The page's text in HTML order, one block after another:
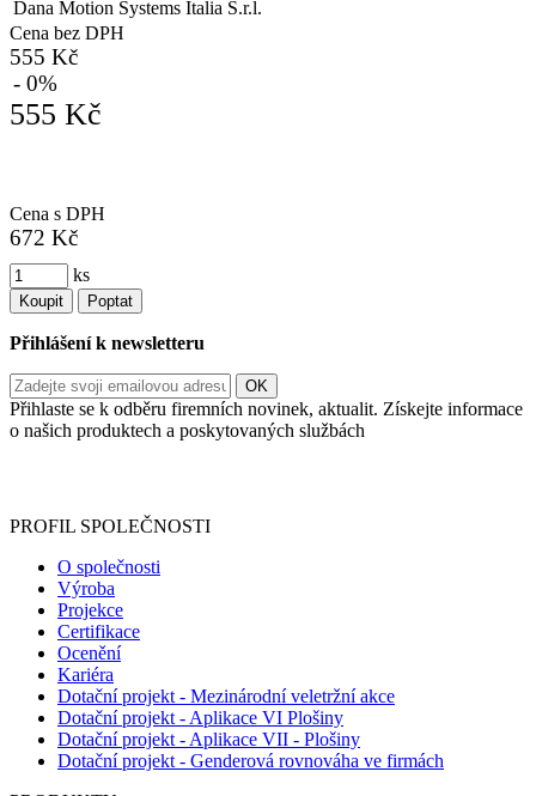
Dana Motion Systems Italia S.r.l.
Cena bez DPH
555 Kč
- 0%
555 Kč
Cena s DPH
672 Kč
ks
Koupit Poptat
Přihlášení k newsletteru
Přihlaste se k odběru firemních novinek, aktualit. Získejte informace
o našich produktech a poskytovaných službách
PROFIL SPOLEČNOSTI
O společnosti
Výroba
Projekce
Certifikace
Ocenění
Kariéra
Dotační projekt - Mezinárodní veletržní akce
Dotační projekt - Aplikace VI Plošiny
Dotační projekt - Aplikace VII - Plošiny
Dotační projekt - Genderová rovnováha ve firmách